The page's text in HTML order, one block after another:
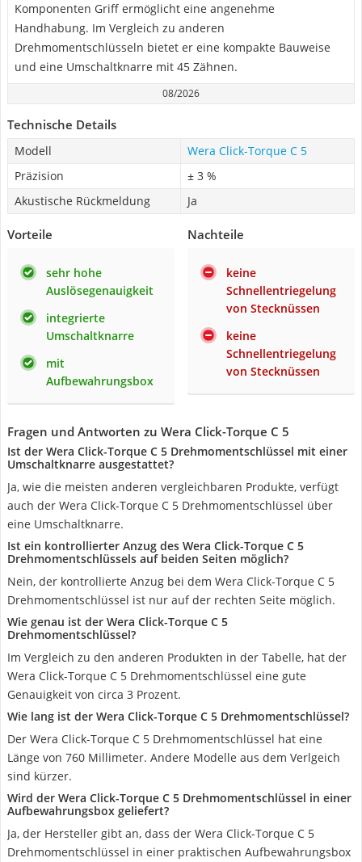
Komponenten Griff ermöglicht eine angenehme
Handhabung. Im Vergleich zu anderen
Drehmomentschlüsseln bietet er eine kompakte Bauweise
und eine Umschaltknarre mit 45 Zähnen.
08/2026
Technische Details
Modell
Wera Click-Torque C 5
Präzision
± 3 %
Akustische Rückmeldung
Ja
Vorteile
sehr hohe
Auslösegenauigkeit
integrierte
Umschaltknarre
mit
Aufbewahrungsbox
Nachteile
keine
Schnellentriegelung
von Stecknüssen
keine
Schnellentriegelung
von Stecknüssen
Fragen und Antworten zu Wera Click-Torque C 5
Ist der Wera Click-Torque C 5 Drehmomentschlüssel mit einer
Umschaltknarre ausgestattet?
Ja, wie die meisten anderen vergleichbaren Produkte, verfügt
auch der Wera Click-Torque C 5 Drehmomentschlüssel über
eine Umschaltknarre.
Ist ein kontrollierter Anzug des Wera Click-Torque C 5
Drehmomentschlüssels auf beiden Seiten möglich?
Nein, der kontrollierte Anzug bei dem Wera Click-Torque C 5
Drehmomentschlüssel ist nur auf der rechten Seite möglich.
Wie genau ist der Wera Click-Torque C 5
Drehmomentschlüssel?
Im Vergleich zu den anderen Produkten in der Tabelle, hat der
Wera Click-Torque C 5 Drehmomentschlüssel eine gute
Genauigkeit von circa 3 Prozent.
Wie lang ist der Wera Click-Torque C 5 Drehmomentschlüssel?
Der Wera Click-Torque C 5 Drehmomentschlüssel hat eine
Länge von 760 Millimeter. Andere Modelle aus dem Verlgeich
sind kürzer.
Wird der Wera Click-Torque C 5 Drehmomentschlüssel in einer
Aufbewahrungsbox geliefert?
Ja, der Hersteller gibt an, dass der Wera Click-Torque C 5
Drehmomentschlüssel in einer praktischen Aufbewahrungsbox